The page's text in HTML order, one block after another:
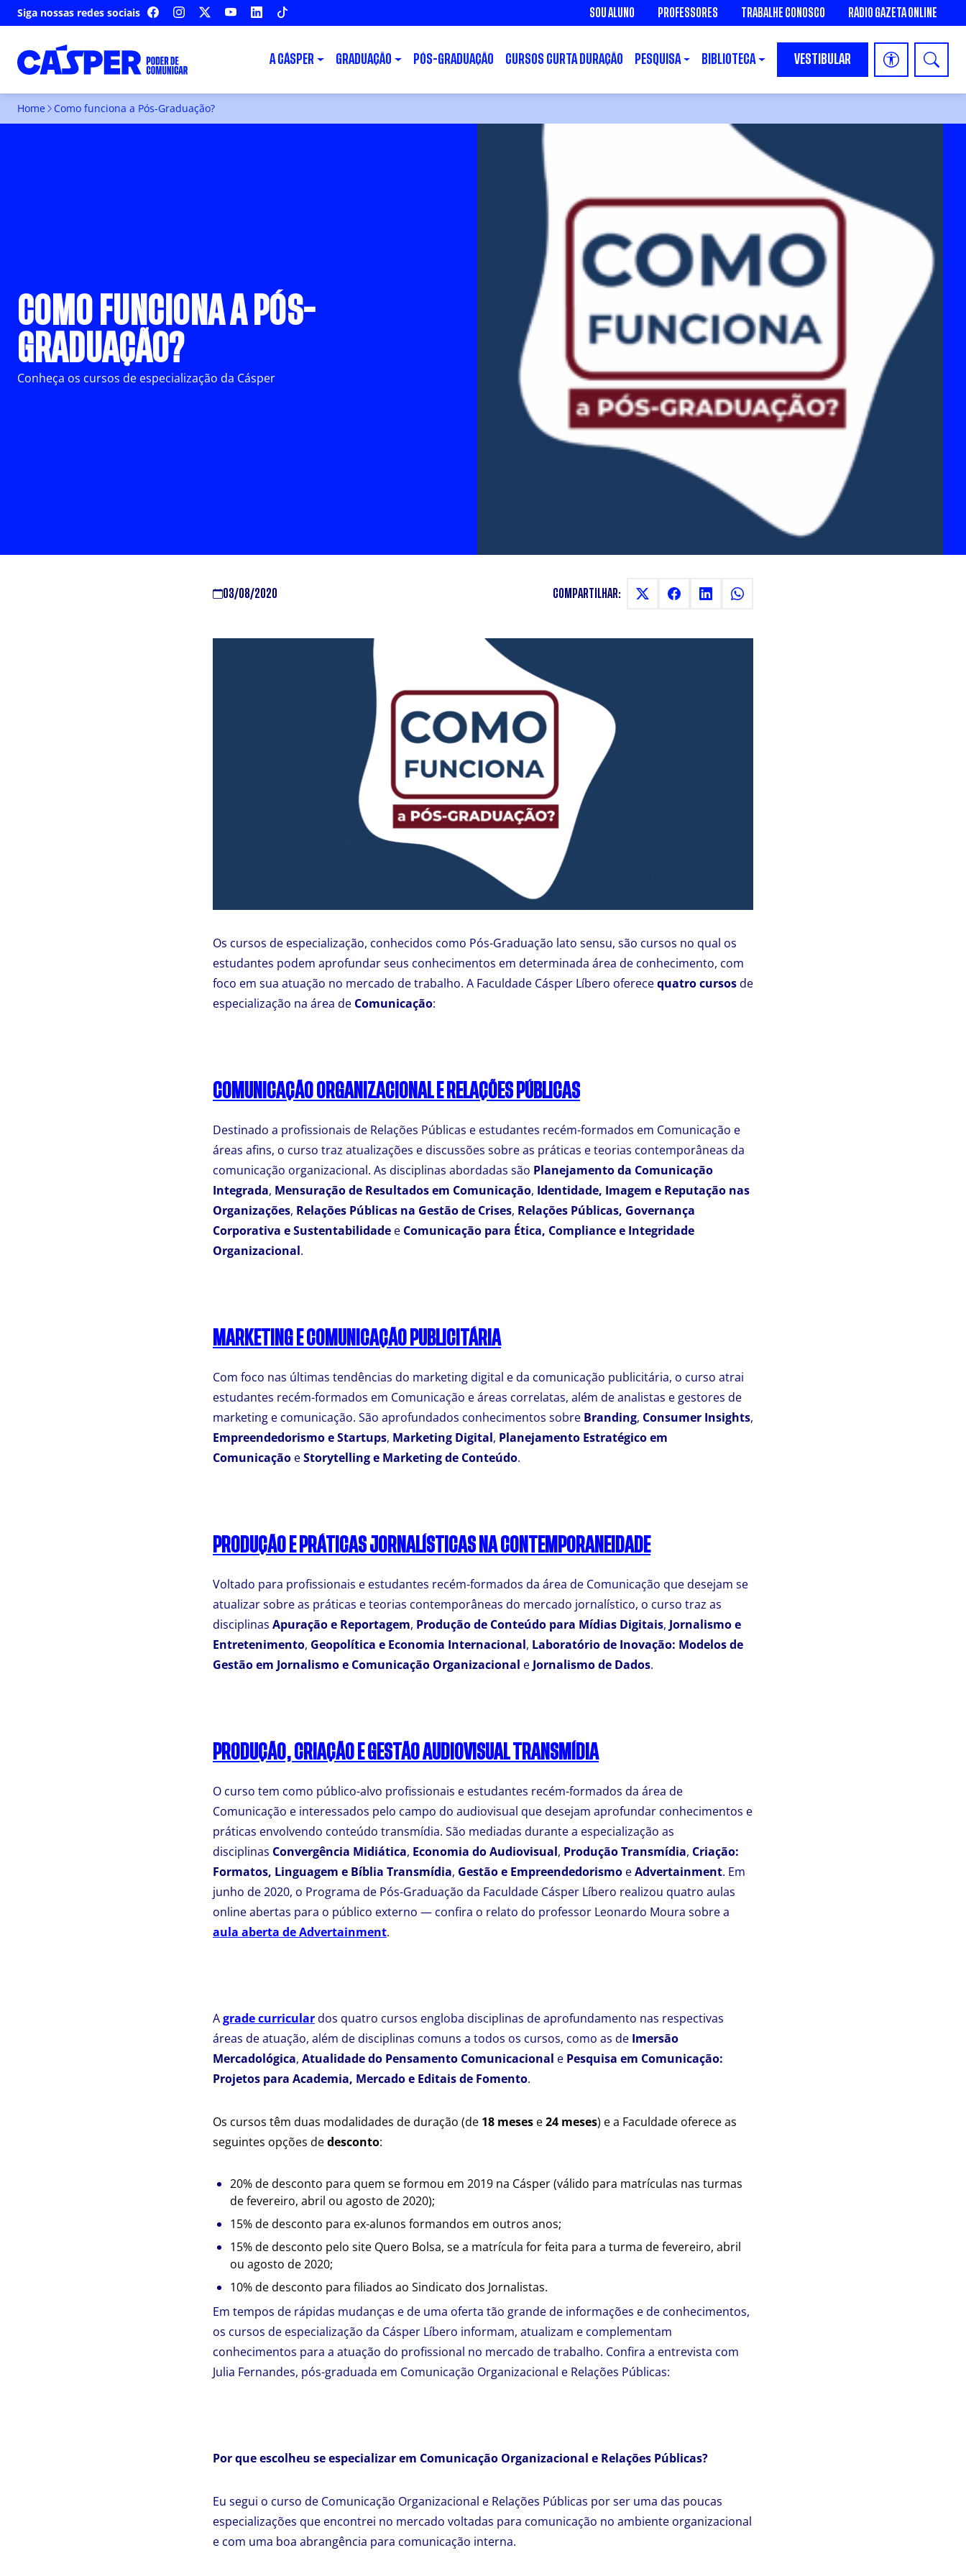
Siga nossas redes sociais FACEBOOKINSTAGRAM YOUTUBELINKEDIN SOU ALUNO PROFESSORES TRABALHE CONOSCO RÁDIO GAZETA ONLINE
A CÁSPER GRADUAÇÃO PÓS-GRADUAÇÃO CURSOS CURTA DURAÇÃO PESQUISA BIBLIOTECA VESTIBULAR
Home Como funciona a Pós-Graduação?
COMO FUNCIONA A PÓS-
GRADUAÇÃO?
Conheça os cursos de especialização da Cásper
03/08/2020 COMPARTILHAR:
Os cursos de especialização, conhecidos como Pós-Graduação lato sensu, são cursos no qual os
estudantes podem aprofundar seus conhecimentos em determinada área de conhecimento, com
foco em sua atuação no mercado de trabalho. A Faculdade Cásper Líbero oferecequatro cursosde
especialização na área de Comunicação:
COMUNICAÇÃO ORGANIZACIONAL E RELAÇÕES PÚBLICAS
Destinado a profissionais de Relações Públicas e estudantes recém-formados em Comunicação e
áreas afins, o curso traz atualizações e discussões sobre as práticas e teorias contemporâneas da
comunicação organizacional. As disciplinas abordadas são Planejamento da Comunicação
Integrada, Mensuração de Resultados em Comunicação, Identidade, Imagem e Reputação nas
Organizações, Relações Públicas na Gestão de Crises, Relações Públicas, Governança
Corporativa e Sustentabilidade e Comunicação para Ética, Compliance e Integridade
Organizacional.
MARKETING E COMUNICAÇÃO PUBLICITÁRIA
Com foco nas últimas tendências do marketing digital e da comunicação publicitária, o curso atrai
estudantes recém-formados em Comunicação e áreas correlatas, além de analistas e gestores de
marketing e comunicação. São aprofundados conhecimentos sobre Branding, Consumer Insights,
Empreendedorismo e Startups, Marketing Digital, Planejamento Estratégico em
Comunicação eStorytelling e Marketing de Conteúdo.
PRODUÇÃO E PRÁTICAS JORNALÍSTICAS NA CONTEMPORANEIDADE
Voltado para profissionais e estudantes recém-formados da área de Comunicação que desejam se
atualizar sobre as práticas e teorias contemporâneas do mercado jornalístico, o curso traz as
disciplinas Apuração e Reportagem, Produção de Conteúdo para Mídias Digitais, Jornalismo e
Entretenimento, Geopolítica e Economia Internacional, Laboratório de Inovação: Modelos de
Gestão em Jornalismo e Comunicação Organizacional e Jornalismo de Dados.
PRODUÇÃO, CRIAÇÃO E GESTÃO AUDIOVISUAL TRANSMÍDIA
O curso tem como público-alvo profissionais e estudantes recém-formados da área de
Comunicação e interessados pelo campo do audiovisual que desejam aprofundar conhecimentos e
práticas envolvendo conteúdo transmídia. São mediadas durante a especialização as
disciplinas Convergência Midiática, Economia do Audiovisual, Produção Transmídia, Criação:
Formatos, Linguagem e Bíblia Transmídia, Gestão e Empreendedorismo eAdvertainment. Em
junho de 2020, o Programa de Pós-Graduação da Faculdade Cásper Líbero realizou quatro aulas
online abertas para o público externo — confira o relato do professor Leonardo Moura sobre a
aula aberta de Advertainment.
Agrade curriculardos quatro cursos engloba disciplinas de aprofundamento nas respectivas
áreas de atuação, além de disciplinas comuns a todos os cursos, como as de Imersão
Mercadológica, Atualidade do Pensamento Comunicacional e Pesquisa em Comunicação:
Projetos para Academia, Mercado e Editais de Fomento.
Os cursos têm duas modalidades de duração (de 18 meses e24 meses) e a Faculdade oferece as
seguintes opções dedesconto:
20% de desconto para quem se formou em 2019 na Cásper (válido para matrículas nas turmas
de fevereiro, abril ou agosto de 2020);
15% de desconto para ex-alunos formandos em outros anos;
15% de desconto pelo site Quero Bolsa, se a matrícula for feita para a turma de fevereiro, abril
ou agosto de 2020;
10% de desconto para filiados ao Sindicato dos Jornalistas.
Em tempos de rápidas mudanças e de uma oferta tão grande de informações e de conhecimentos,
os cursos de especialização da Cásper Líbero informam, atualizam e complementam
conhecimentos para a atuação do profissional no mercado de trabalho. Confira a entrevista com
Julia Fernandes, pós-graduada em Comunicação Organizacional e Relações Públicas:
Por que escolheu se especializar em Comunicação Organizacional e Relações Públicas?
Eu segui o curso de Comunicação Organizacional e Relações Públicas por ser uma das poucas
especializações que encontrei no mercado voltadas para comunicação no ambiente organizacional
e com uma boa abrangência para comunicação interna.